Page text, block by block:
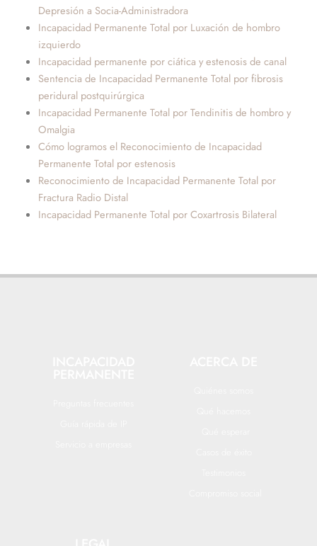
Depresión a Socia-Administradora
Incapacidad Permanente Total por Luxación de hombro
izquierdo
Incapacidad permanente por ciática y estenosis de canal
Sentencia de Incapacidad Permanente Total por fibrosis
peridural postquirúrgica
Incapacidad Permanente Total por Tendinitis de hombro y
Omalgia
Cómo logramos el Reconocimiento de Incapacidad
Permanente Total por estenosis
Reconocimiento de Incapacidad Permanente Total por
Fractura Radio Distal
Incapacidad Permanente Total por Coxartrosis Bilateral